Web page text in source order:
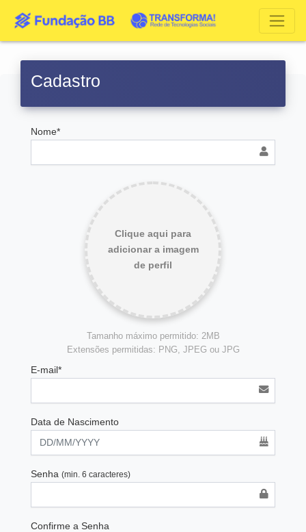
Cadastro
Nome*
Clique aqui para
adicionar a imagem
de perfil
Tamanho máximo permitido: 2MB
Extensões permitidas: PNG, JPEG ou JPG
E-mail*
Data de Nascimento
Senha (min. 6 caracteres)
Confirme a Senha